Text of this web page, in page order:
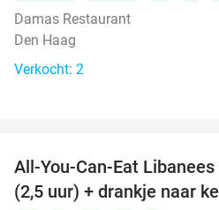
Damas Restaurant
Den Haag
Verkocht: 2
All-You-Can-Eat
(2,5 uur) + drankje naar